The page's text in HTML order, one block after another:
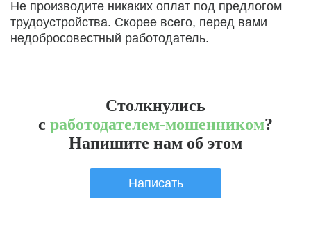
Не производите никаких оплат под предлогом
трудоустройства. Скорее всего, перед вами
недобросовестный работодатель.
Столкнулись
с работодателем-мошенником?
Напишите нам об этом
Написать